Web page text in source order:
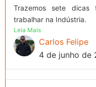
Trazemos sete dicas
trabalhar na Indústria.
Leia Mais
Carlos Felipe
4 de junho de